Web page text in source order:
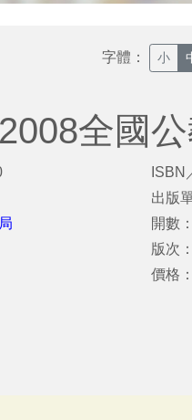
字體： 小
全國
出版
開數
版次
價格